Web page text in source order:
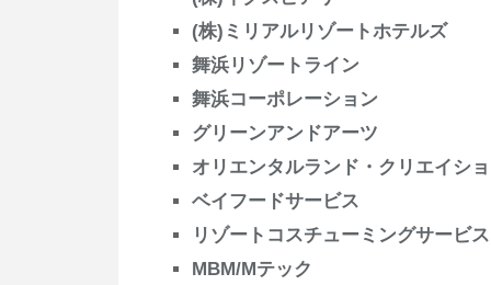
(株)ミリアルリゾートホテルズ
舞浜リゾートライン
舞浜コーポレーション
グリーンアンドアーツ
オリエンタルランド・クリエイシ
ベイフードサービス
リゾートコスチューミングサービス
MBM/Mテック